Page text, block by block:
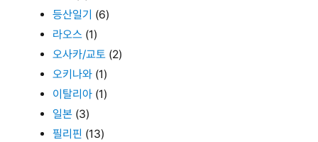
등산일기 (6)
라오스 (1)
오사카/교토 (2)
오키나와 (1)
이탈리아 (1)
일본 (3)
필리핀 (13)